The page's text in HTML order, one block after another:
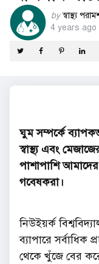
Posted
by
by স্বাস্থ্য
4 years ago
ঘুম সম্পর্কে
স্বাস্থ্য এবং
পাশাপাশি
গবেষকরা।
নিউইয়র্ক
ব্যাপারে সর্বাধিক
থেকে খুঁজে বের